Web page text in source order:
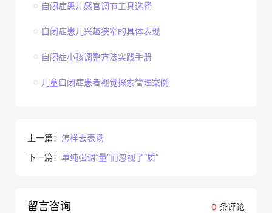
自闭症患儿感官调节工具选择
自闭症患儿兴趣狭窄的具体表现
自闭症小孩调整方法实践手册
儿童自闭症患者视觉探索管理案例
上一篇： 怎样去表扬
下一篇： 单纯强调“量”而忽视了“质”
0 条评论
留言咨询